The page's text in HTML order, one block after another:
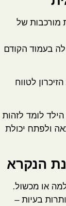
מורכבות של
בעמוד הקודם
לטווח
לומד לזהות
ולפתח יכולת
או מכשול.
בעיות –